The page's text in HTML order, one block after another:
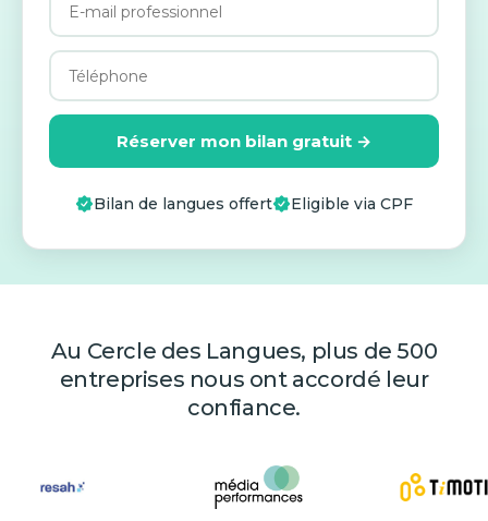
Réserver mon bilan gratuit →
Bilan de langues offert Eligible via CPF
Au Cercle des Langues, plus de 500
entreprises nous ont accordé leur
confiance.